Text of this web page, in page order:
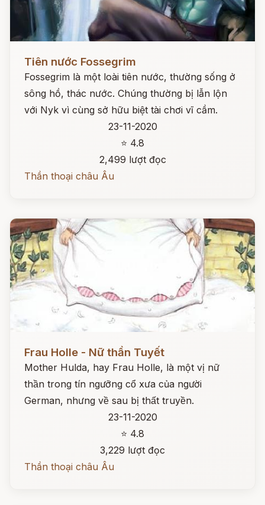
Tiên nước Fossegrim
Fossegrim là một loài tiên nước, thường sống ở
sông hồ, thác nước. Chúng thường bị lẫn lộn
với Nyk vì cùng sở hữu biệt tài chơi vĩ cầm.
23-11-2020
⭐ 4.8
2,499 lượt đọc
Thần thoại châu Âu
Frau Holle - Nữ thần Tuyết
Mother Hulda, hay Frau Holle, là một vị nữ
thần trong tín ngưỡng cổ xưa của người
German, nhưng về sau bị thất truyền.
23-11-2020
⭐ 4.8
3,229 lượt đọc
Thần thoại châu Âu